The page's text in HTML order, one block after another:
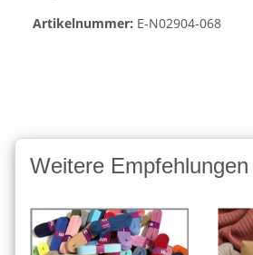
Artikelnummer: E-N02904-068
Weitere